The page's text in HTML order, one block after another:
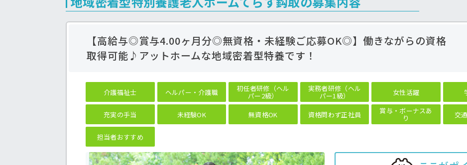
【高給与◎賞与4.00ヶ月分◎無資格・未経験ご応募OK◎】働きながらの資格
取得可能♪アットホームな地域密着型特養です！
介護福祉士 ヘルパー・介護職 初任者研修（ヘル
パー2級）
実務者研修（ヘル
パー1級） 女性活躍
充実の手当
未経験OK 無資格OK 資格問わず正社員 賞与・ボーナスあ
り 交
担当者おすすめ